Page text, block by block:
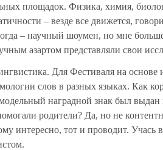
площадок. Физика, химия,
– везде все движется,
– научный шоумен, но мне
азартом представляли свои
Для Фестиваля на основе
слов в разных языках. Как
наградной знак был
родители? Да, но не
интересно, тот и проводит. Учась